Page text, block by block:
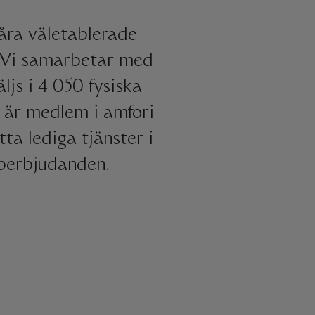
väletablerade
samarbetar med
i 4 050 fysiska
medlem i amfori
lediga tjänster i